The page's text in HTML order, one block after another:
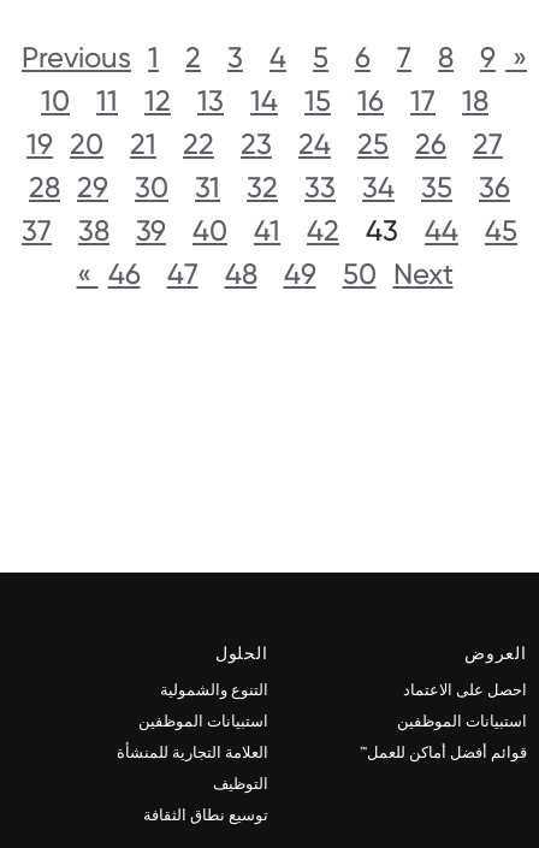
« Previous
1 2 3 4 5 6 7 8
9
10
11 12 13 14 15 16 17
18
19 20 21 22 23 24 25 26
27
28 29 30 31 32 33 34 35
36
37
38 39 40 41 42 43 44
45
46
47 48 49 50 Next »
العروض
احصل على الاعتماد
استبيانات الموظفين
قوائم أفضل أماكن للعمل™
الحلول
التنوع والشمولية
استبيانات الموظفين
العلامة التجارية للمنشأة
التوظيف
توسيع نطاق الثقافة